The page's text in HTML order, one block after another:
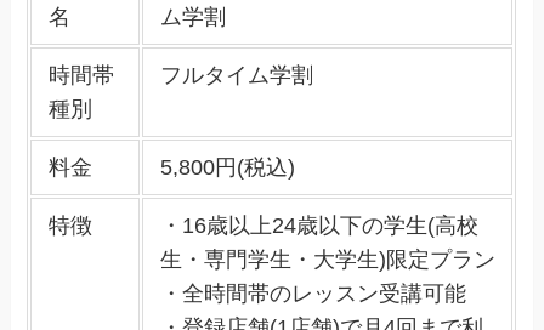
名
ム学割
時間帯
種別
フルタイム学割
料金 5,800円(税込)
特徴
・16歳以上24歳以下の学生(高校
生・専門学生・大学生)限定プラン
・全時間帯のレッスン受講可能